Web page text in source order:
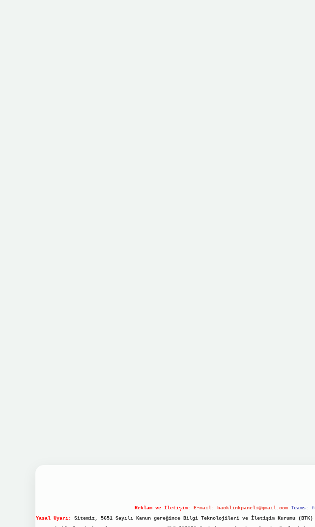
Reklam ve İletişim: E-mail: backlinkpaneli@gmail.com Teams:
Yasal Uyarı:
Sitemiz, 5651 Sayılı Kanun gereğince Bilgi Teknolojileri ve İletişim Kurumu